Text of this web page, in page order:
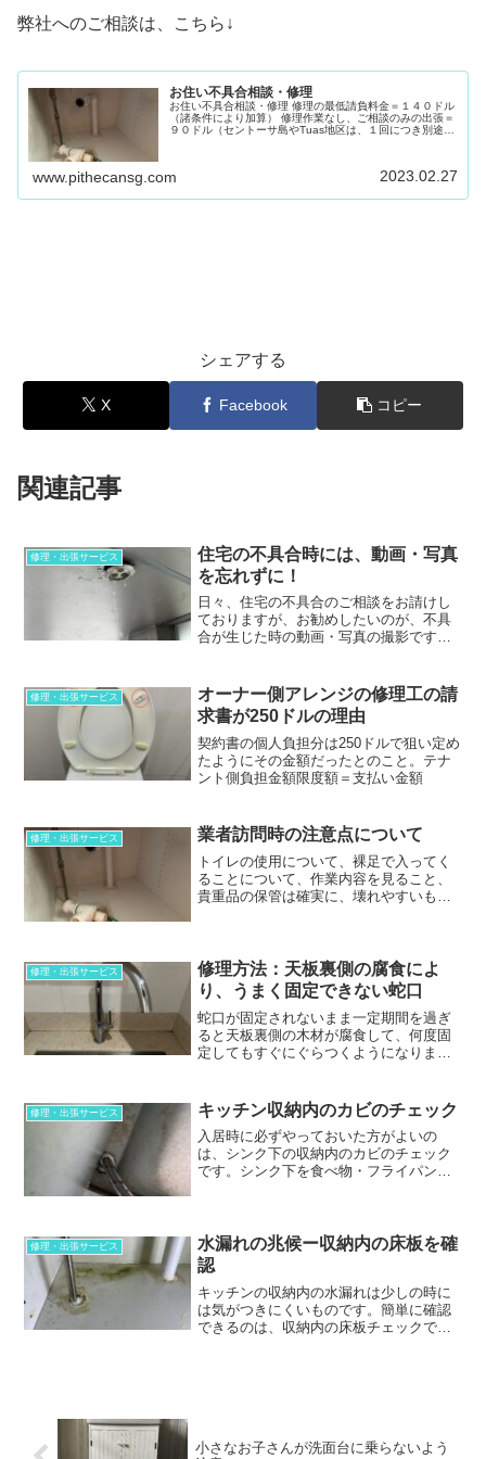
弊社へのご相談は、こちら↓
お住い不具合相談・修理
お住い不具合相談・修理 修理の最低請負料金＝１４０ドル
（諸条件により加算） 修理作業なし、ご相談のみの出張＝
９０ドル（セントーサ島やTuas地区は、１回につき別途費
www.pithecansg.com 2023.02.27
シェアする
X Facebook コピー
関連記事
修理・出張サービス
住宅の不具合時には、動画・写真
を忘れずに！
日々、住宅の不具合のご相談をお請けし
ておりますが、お勧めしたいのが、不具
合が生じた時の動画・写真の撮影です。
きない時は、動画・写真は、不具合の原
因究明の大きな助けとなります。
修理・出張サービス
オーナー側アレンジの修理工の請
求書が250ドルの理由
契約書の個人負担分は250ドルで狙い定め
たようにその金額だったとのこと。テナ
ント側負担金額限度額＝支払い金額
修理・出張サービス 業者訪問時の注意点について
トイレの使用について、裸足で入ってく
ることについて、作業内容を見ること、
貴重品の保管は確実に、壊れやすいもの
修理・出張サービス
修理方法：天板裏側の腐食によ
り、うまく固定できない蛇口
蛇口が固定されないまま一定期間を過ぎ
ると天板裏側の木材が腐食して、何度固
定してもすぐにぐらつくようになりま
修理・出張サービス キッチン収納内のカビのチェック
入居時に必ずやっておいた方がよいの
は、シンク下の収納内のカビのチェック
です。シンク下を食べ物・フライパン・
修理・出張サービス
水漏れの兆候ー収納内の床板を確
認
キッチンの収納内の水漏れは少しの時に
は気がつきにくいものです。簡単に確認
できるのは、収納内の床板チェックで
小さなお子さんが洗面台に乗らないよう